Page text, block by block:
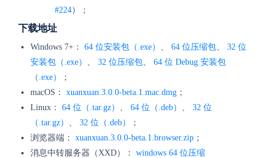
#224）；
下载地址
Windows 7+： 64 位安装包（.exe） 、 64 位压缩包、 32 位
安装包（.exe） 、 32 位压缩包、 64 位 Debug 安装包
（.exe）
；
macOS： xuanxuan.3.0.0-beta.1.mac.dmg ；
Linux： 64 位（.tar.gz） 、 64 位（.deb） 、 32 位
（.tar.gz） 、 32 位（.deb）
；
浏览器端： xuanxuan.3.0.0-beta.1.browser.zip ；
消息中转服务器（XXD）： windows 64 位压缩